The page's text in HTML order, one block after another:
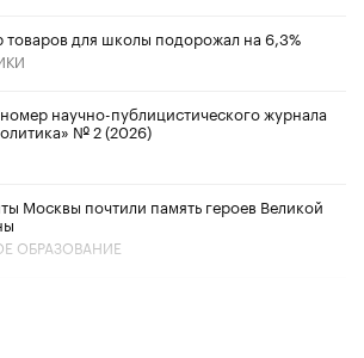
для школы подорожал на 6,3%
научно-публицистического журнала
№ 2 (2026)
Москвы почтили память героев Великой
ОБРАЗОВАНИЕ